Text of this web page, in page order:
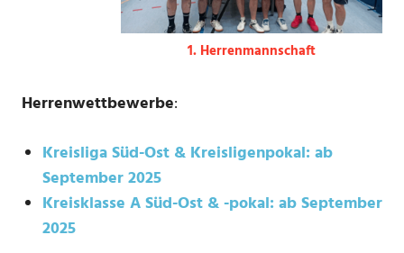
1. Herrenmannschaft
Herrenwettbewerbe:
Kreisliga Süd-Ost & Kreisligenpokal: ab
September 2025
Kreisklasse A Süd-Ost & -pokal: ab September
2025